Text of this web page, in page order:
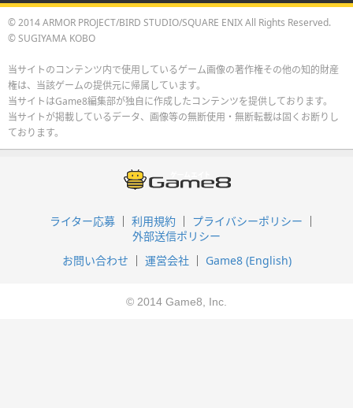
© 2014 ARMOR PROJECT/BIRD STUDIO/SQUARE ENIX All Rights Reserved.
© SUGIYAMA KOBO
当サイトのコンテンツ内で使用しているゲーム画像の著作権その他の知的財産
権は、当該ゲームの提供元に帰属しています。
当サイトはGame8編集部が独自に作成したコンテンツを提供しております。
当サイトが掲載しているデータ、画像等の無断使用・無断転載は固くお断りし
ております。
ライター応募 利用規約
プライバシーポリシー
外部送信ポリシー
お問い合わせ
運営会社 Game8 (English)
© 2014 Game8, Inc.